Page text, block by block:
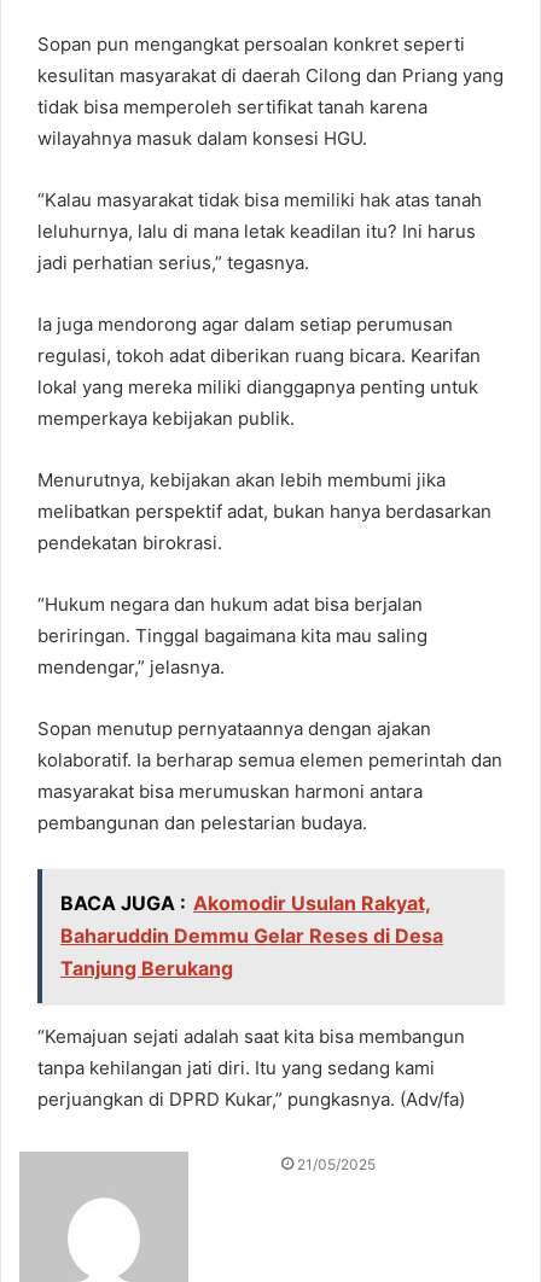
Sopan pun mengangkat persoalan konkret seperti
kesulitan masyarakat di daerah Cilong dan Priang yang
tidak bisa memperoleh sertifikat tanah karena
wilayahnya masuk dalam konsesi HGU.
“Kalau masyarakat tidak bisa memiliki hak atas tanah
leluhurnya, lalu di mana letak keadilan itu? Ini harus
jadi perhatian serius,” tegasnya.
Ia juga mendorong agar dalam setiap perumusan
regulasi, tokoh adat diberikan ruang bicara. Kearifan
lokal yang mereka miliki dianggapnya penting untuk
memperkaya kebijakan publik.
Menurutnya, kebijakan akan lebih membumi jika
melibatkan perspektif adat, bukan hanya berdasarkan
pendekatan birokrasi.
“Hukum negara dan hukum adat bisa berjalan
beriringan. Tinggal bagaimana kita mau saling
mendengar,” jelasnya.
Sopan menutup pernyataannya dengan ajakan
kolaboratif. Ia berharap semua elemen pemerintah dan
masyarakat bisa merumuskan harmoni antara
pembangunan dan pelestarian budaya.
BACA JUGA : Akomodir Usulan Rakyat,
Baharuddin Demmu Gelar Reses di Desa
Tanjung Berukang
“Kemajuan sejati adalah saat kita bisa membangun
tanpa kehilangan jati diri. Itu yang sedang kami
perjuangkan di DPRD Kukar,” pungkasnya. (Adv/fa)
21/05/2025